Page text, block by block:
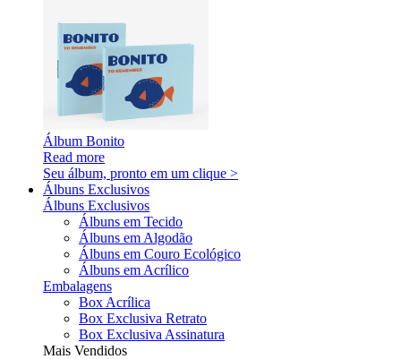
Álbum Bonito
Read more
Seu álbum, pronto em um clique >
Álbuns Exclusivos
Álbuns Exclusivos
Álbuns em Tecido
Álbuns em Algodão
Álbuns em Couro Ecológico
Álbuns em Acrílico
Embalagens
Box Acrílica
Box Exclusiva Retrato
Box Exclusiva Assinatura
Mais Vendidos